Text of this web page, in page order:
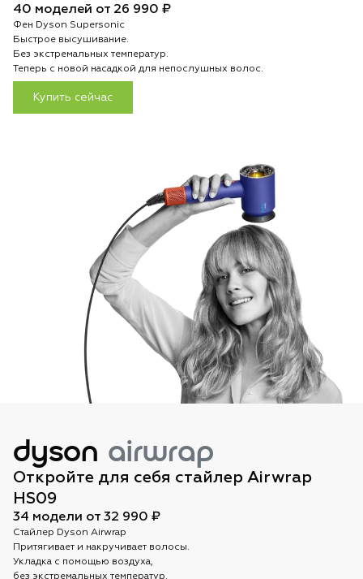
40 моделей от 26 990 ₽
Фен Dyson Supersonic
Быстрое высушивание.
Без экстремальных температур.
Теперь с новой насадкой для непослушных волос.
Купить сейчас
dyson airwrap
Откройте для себя стайлер Airwrap
HS09
34 модели от 32 990 ₽
Стайлер Dyson Airwrap
Притягивает и накручивает волосы.
Укладка с помощью воздуха,
без экстремальных температур.